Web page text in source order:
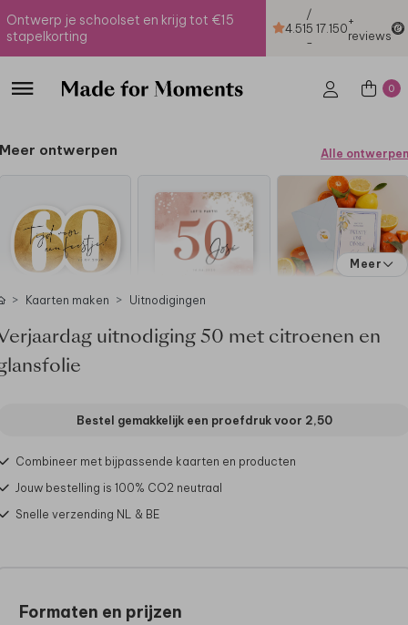
Ontwerp je schoolset en krijg tot €15
stapelkorting
4.51
/
5
-
17.150+
reviews
0
Meer ontwerpen Alle ontwerpen
Meer
Kaarten maken Uitnodigingen
uitnodiging 50 met citroenen en
Bestel gemakkelijk een proefdruk voor 2,50
Combineer met bijpassende kaarten en producten
Jouw bestelling is 100% CO2 neutraal
Snelle verzending NL & BE
Formaten en prijzen